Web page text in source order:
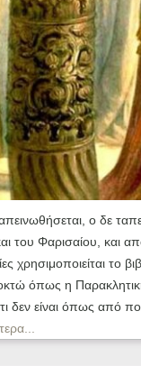
ο δε
του Φαρισαίου, και
χρησιμοποιείται
οκτώ όπως η
δεν είναι όπως από